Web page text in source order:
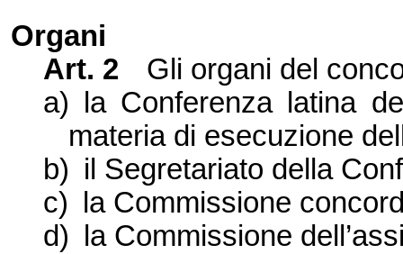
Organi
Art. 2
Gli organi del
a)
la Conferenzalatina
materia di esecuzione
b) il Segretariato della
c)
la Commissione
d)
la Commissione